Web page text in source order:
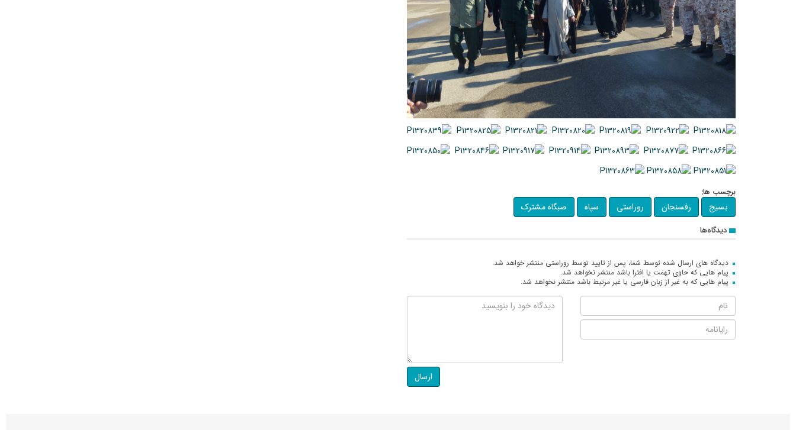
برچسب ها:
بسیج رفسنجان روراستی سپاه صبگاه مشترک
دیدگاه‌ها
دیدگاه های ارسال شده توسط شما، پس از تایید توسط روراستی منتشر خواهد شد.
پیام هایی که حاوی تهمت یا افترا باشد منتشر نخواهد شد.
پیام هایی که به غیر از زبان فارسی یا غیر مرتبط باشد منتشر نخواهد شد.
ارسال